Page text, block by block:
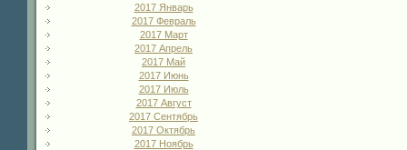
2017 Январь
2017 Февраль
2017 Март
2017 Апрель
2017 Май
2017 Июнь
2017 Июль
2017 Август
2017 Сентябрь
2017 Октябрь
2017 Ноябрь